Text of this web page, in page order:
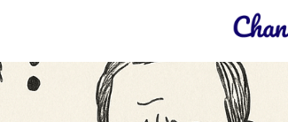
Search
for: